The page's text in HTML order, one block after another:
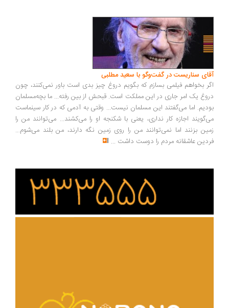
سناریست در گفت‌وگو با سعید مطلبی
بخواهم فیلمی بسازم که بگویم دروغ چیز بدی است باور نمی‌کنند، چون
یک امر جاری در این مملکت است. قبحش از بین رفته... ما بچه‌مسلمان
اما می‌گفتند این مسلمان نیست... وقتی به آدمی که در کار سینماست
اجازه کار نداری، یعنی با شکنجه او را می‌کشند... می‌توانند من را
بزنند اما نمی‌توانند من را روی زمین نگه دارند، من بلند می‌شوم...
عاشقانه مردم را دوست داشت ...